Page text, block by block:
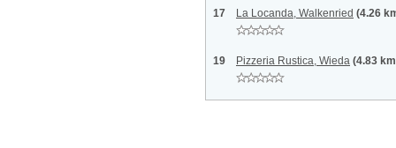
17 La Locanda, Walkenried (4.26
19 Pizzeria Rustica, Wieda (4.83